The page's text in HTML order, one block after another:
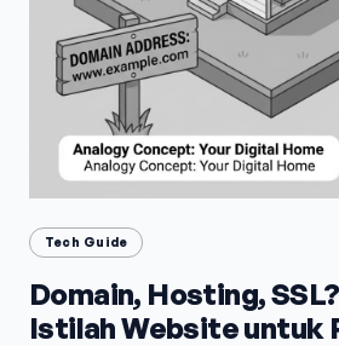
Tech Guide
Domain, Hosting,
Istilah Website untuk